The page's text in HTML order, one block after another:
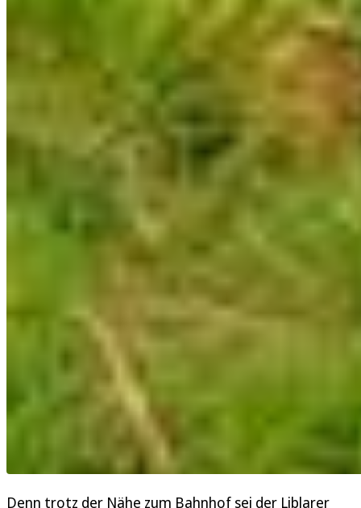
Denn trotz der Nähe zum Bahnhof sei der Liblarer